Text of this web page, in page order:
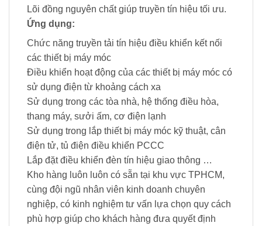
Lõi đồng nguyên chất giúp truyền tín hiệu tối ưu.
Ứng dụng:
Chức năng truyền tải tín hiệu điều khiển kết nối
các thiết bị máy móc
Điều khiển hoạt động của các thiết bị máy móc có
sử dụng điện từ khoảng cách xa
Sử dụng trong các tòa nhà, hệ thống điều hòa,
thang máy, sưởi ấm, cơ điện lạnh
Sử dụng trong lắp thiết bị máy móc kỹ thuật, cân
điện tử, tủ điện điều khiển PCCC
Lắp đặt điều khiển đèn tín hiệu giao thông …
Kho hàng luôn luôn có sẵn tại khu vực TPHCM,
cùng đội ngũ nhân viên kinh doanh chuyên
nghiệp, có kinh nghiệm tư vấn lựa chọn quy cách
phù hợp giúp cho khách hàng đưa quyết định